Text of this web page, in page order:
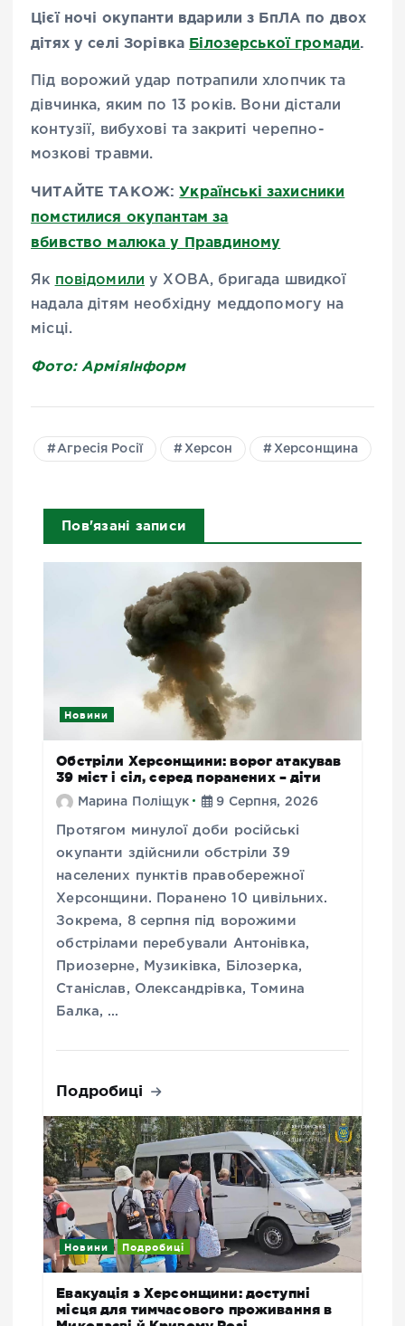
Цієї ночі окупанти вдарили з БпЛА по двох
дітях у селі Зорівка Білозерської громади.
Під ворожий удар потрапили хлопчик та
дівчинка, яким по 13 років. Вони дістали
контузії, вибухові та закриті черепно-
мозкові травми.
ЧИТАЙТЕ ТАКОЖ:Українські захисники
помстилися окупантам за
вбивство малюка у Правдиному
Як повідомили у ХОВА, бригада швидкої
надала дітям необхідну меддопомогу на
місці.
Фото: АрміяІнформ
Агресія Росії Херсон Херсонщина
Пов'язані записи
Новини
Обстріли Херсонщини: ворог атакував
39 міст і сіл, серед поранених – діти
Марина Поліщук 9 Серпня, 2026
Протягом минулої доби російські
окупанти здійснили обстріли 39
населених пунктів правобережної
Херсонщини. Поранено 10 цивільних.
Зокрема, 8 серпня під ворожими
обстрілами перебували Антонівка,
Приозерне, Музиківка, Білозерка,
Станіслав, Олександрівка, Томина
Балка, …
Подробиці
Новини Подробиці
Евакуація з Херсонщини: доступні
місця для тимчасового проживання в